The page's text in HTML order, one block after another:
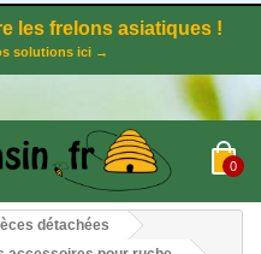
les frelons asiatiques !
solutions ici →
0
détachées